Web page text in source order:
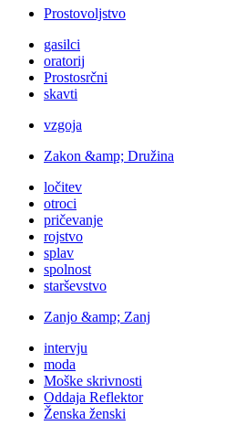
Prostovoljstvo
gasilci
oratorij
Prostosrčni
skavti
vzgoja
Zakon &amp; Družina
ločitev
otroci
pričevanje
rojstvo
splav
spolnost
starševstvo
Zanjo &amp; Zanj
intervju
moda
Moške skrivnosti
Oddaja Reflektor
Ženska ženski